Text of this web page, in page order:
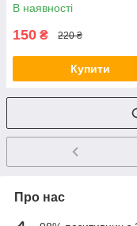
В наявності
150 ₴ 220 ₴
Купити
Про нас